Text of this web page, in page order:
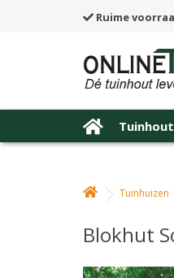
Ruime
Tuinhout
Tuinhuizen
Blokhut